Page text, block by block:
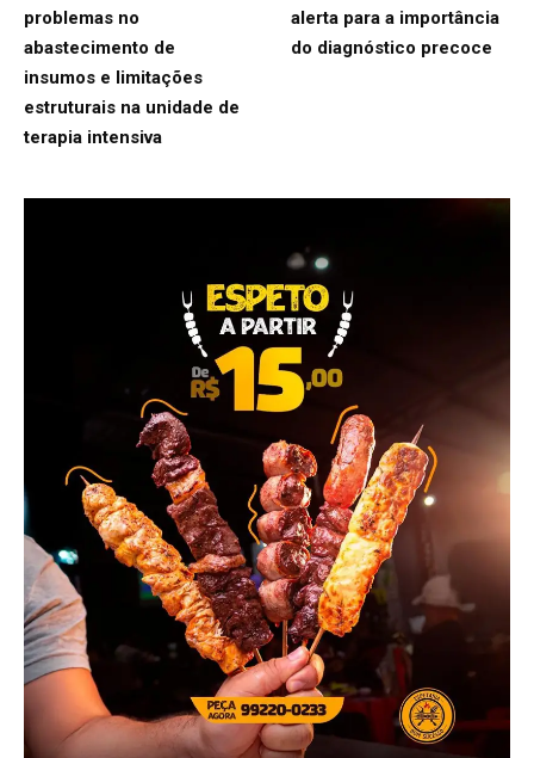
problemas no
abastecimento de
insumos e limitações
estruturais na unidade de
terapia intensiva
alerta para a importância
do diagnóstico precoce